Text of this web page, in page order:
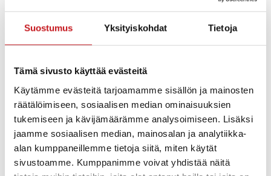
Suostumus Yksityiskohdat Tietoja
Tämä sivusto käyttää evästeitä
Käytämme evästeitä tarjoamamme sisällön ja mainosten
räätälöimiseen, sosiaalisen median ominaisuuksien
tukemiseen ja kävijämäärämme analysoimiseen. Lisäksi
jaamme sosiaalisen median, mainosalan ja analytiikka-
alan kumppaneillemme tietoja siitä, miten käytät
sivustoamme. Kumppanimme voivat yhdistää näitä
lautakuntien jäseniä että edustajia erilaisiin
toimielimiin. Kokouksessa myös vuoden 2024
tilinpäätöksen hyväksyminen, työllistämisen kuntalisä,
hakeutumisoikeudesta esiopetukseen ja sitä
täydentävään varhaiskasvatukseen jne.
Lisää kalenteriin